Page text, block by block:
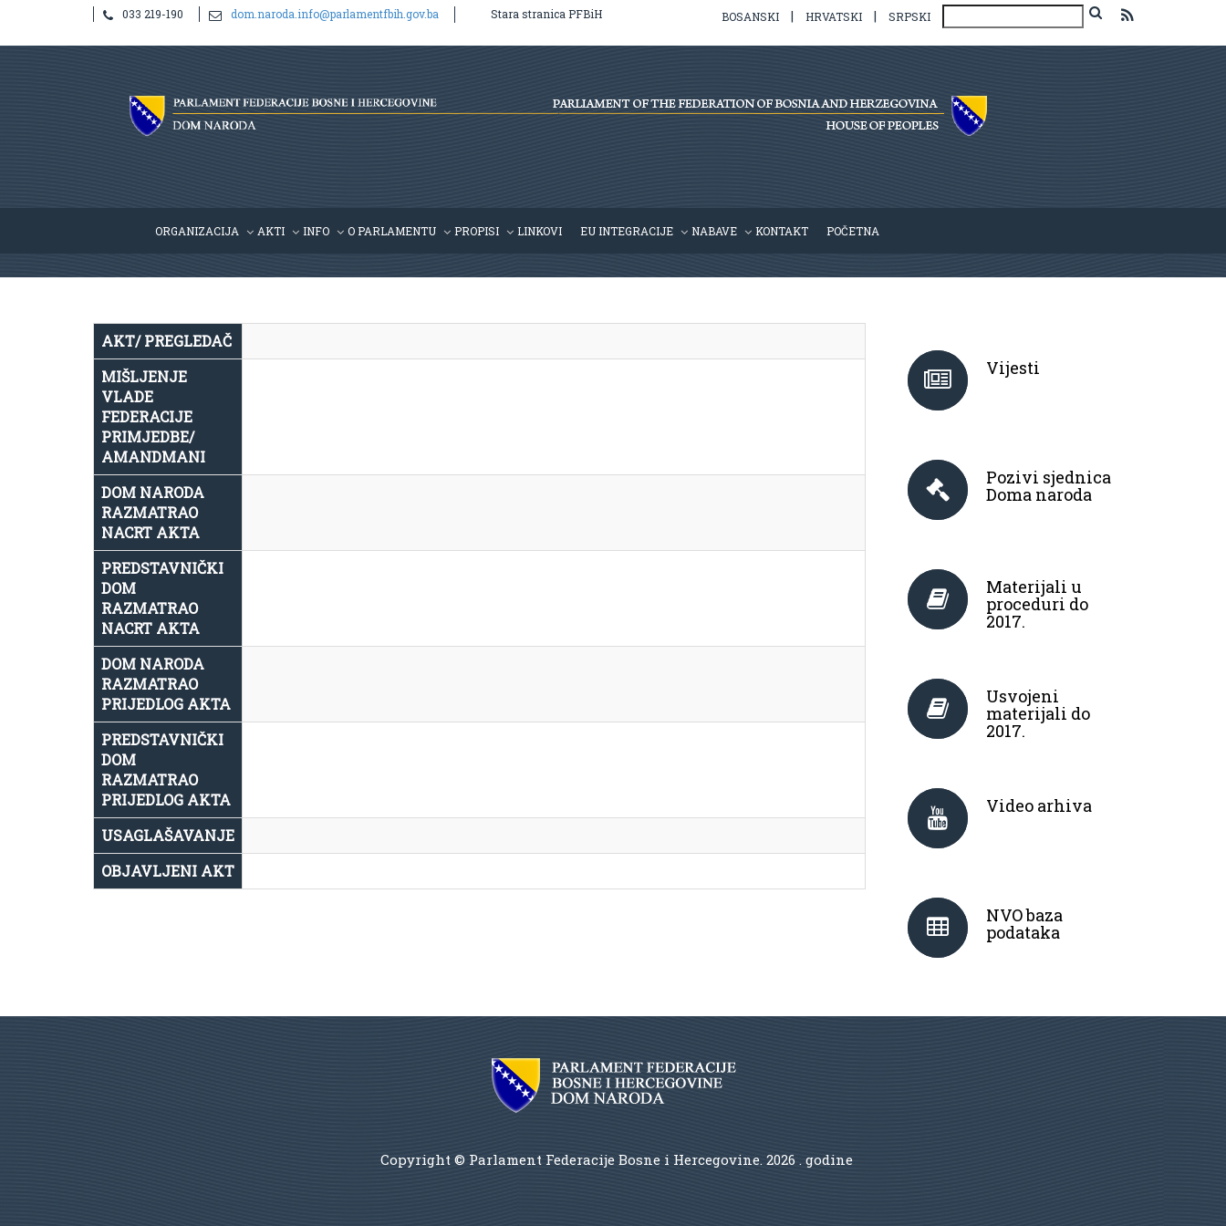
: Undefined index: idHR in/home/parlame2/public_html/v2/hr/propis.php
033 219-190 dom.naroda.info@parlamentfbih.gov.ba Stara stranica PFBiH BOSANSKI | HRVATSKI | SRPSKI
ORGANIZACIJA AKTI INFO O PARLAMENTU PROPISI LINKOVI EU INTEGRACIJE NABAVE KONTAKT POČETNA
AKT/ PREGLEDAČ
MIŠLJENJE
VLADE
FEDERACIJE
PRIMJEDBE/
AMANDMANI
DOM NARODA
RAZMATRAO
NACRT AKTA
PREDSTAVNIČKI
DOM
RAZMATRAO
NACRT AKTA
DOM NARODA
RAZMATRAO
PRIJEDLOG AKTA
PREDSTAVNIČKI
DOM
RAZMATRAO
PRIJEDLOG AKTA
USAGLAŠAVANJE
OBJAVLJENI AKT
Vijesti
Pozivi sjednica
Doma naroda
Materijali u
proceduri do
2017.
Usvojeni
materijali do
2017.
Video arhiva
NVO baza
podataka
Copyright © Parlament Federacije Bosne i Hercegovine. 2026 . godine